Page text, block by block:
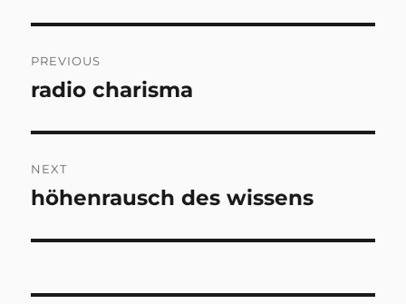
navigation
PREVIOUS
Previous
radio charisma
NEXT
Next
höhenrausch des wissens